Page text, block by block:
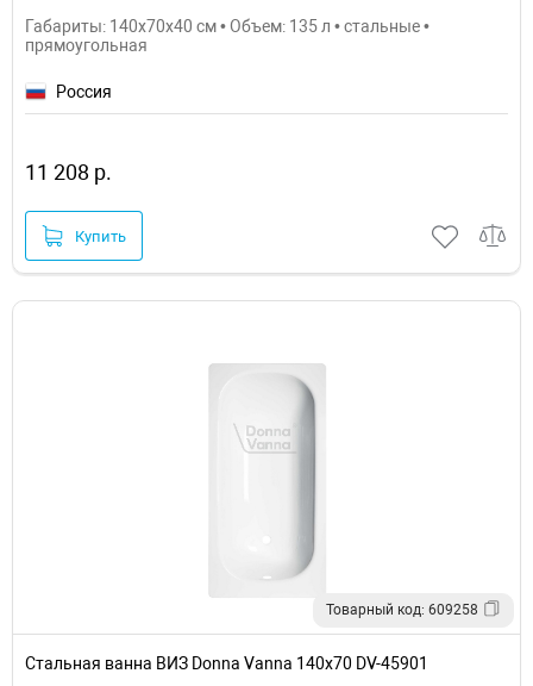
Габариты: 140x70x40 см • Объем: 135 л • стальные •
прямоугольная
Россия
11 208 р.
Купить
Товарный код: 609258
Стальная ванна ВИЗ Donna Vanna 140x70 DV-45901